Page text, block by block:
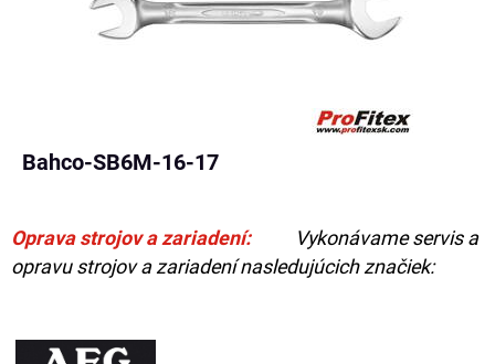
Bahco-SB6M-16-17
Oprava strojov a zariadení:
Vykonávame servis a
opravu strojov a zariadení nasledujúcich značiek: